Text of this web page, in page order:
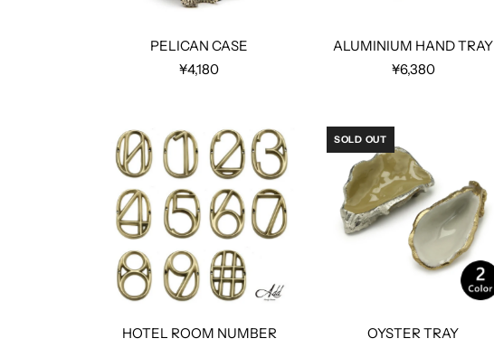
PELICAN CASE
¥4,180
ALUMINIUM HAND TRAY
¥6,380
HOTEL ROOM NUMBER
SOLD OUT
OYSTER TRAY